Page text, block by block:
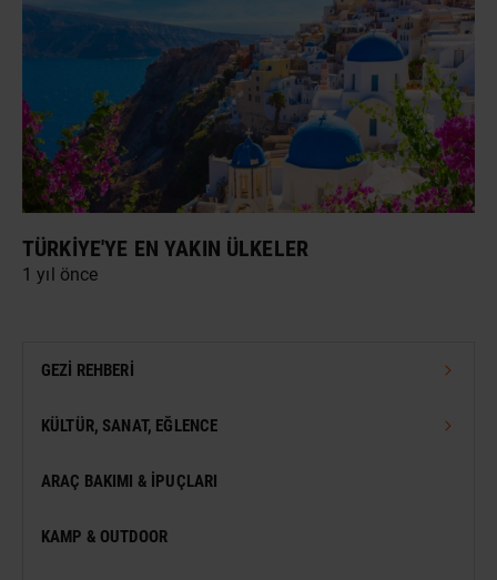
TÜRKIYE'YE EN YAKIN ÜLKELER
1 yıl önce
GEZI REHBERI
TÜRKIYE GEZI REHBERI
KÜLTÜR, SANAT, EĞLENCE
FESTIVAL
ARAÇ BAKIMI & İPUÇLARI
KAMP & OUTDOOR